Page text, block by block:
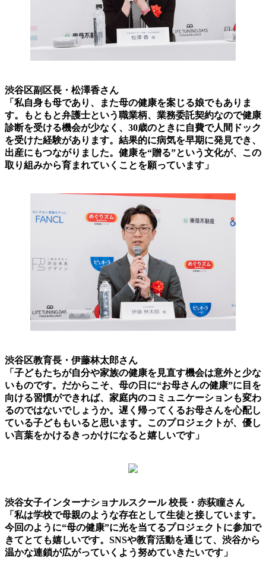
渋谷区副区長・松澤香さん
「私自身も母であり、また母の健康を案じる娘でもありま
す。もともと弁護士という職業柄、業務委託契約なので健康
診断を受ける機会が少なく、30歳のときに自費で人間ドック
を受けた経験があります。結果的に病気を早期に発見でき、
出産にもつながりました。健康を“贈る”という文化が、この
取り組みから育まれていくことを願っています」
渋谷区教育長・伊藤林太郎さん
「子どもたちが自分や家族の健康を見直す機会は意外と少な
いものです。だからこそ、母の日に“お母さんの健康”に目を
向ける習慣ができれば、家庭内のコミュニケーションも変わ
るのではないでしょうか。遅く帰ってくるお母さんを心配し
ている子どももいると思います。このプロジェクトが、優し
い言葉をかけるきっかけになると嬉しいです」
渋谷女子インターナショナルスクール 校長・赤荻瞳さん
「私は学校で母親のような存在として生徒と接しています。
今回のように“母の健康”に光を当てるプロジェクトに参加で
きてとても嬉しいです。SNSや教育活動を通じて、渋谷から
温かな連鎖が広がっていくよう努めていきたいです」